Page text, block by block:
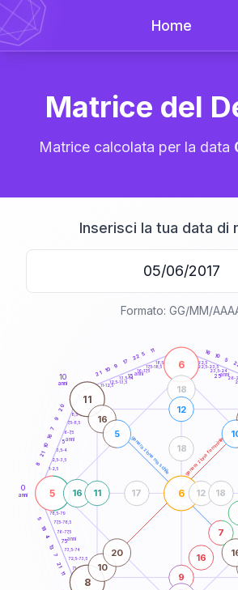
Home
Matrice del
Matrice calcolata per la data
Inserisci la tua data di
Formato: GG/MM/
generazione maschile generazione femminile
0
anni
10
anni
1-2,5
2,5-3,5
3,5-4
6-7,5
7,5-8,5
8,5-9
11-12,5
12,5-13,5
13,5-14
16-17,5
17,5-18,5
18,5-19
21-22,5
22,5-23,5
23,5-24
26-
71-72,5
72,5-73,5
73,5-74
76-77,5
77,5-78,5
78,5-79
8
21
10
16
7
9
20
21
10
9
17
22 5
11 16
10
5
11
21
7
13
4
18
5
5
6
6
11
8 9
16
7
16
18
11
12
12 18
17
18
16
5
10
20
5anni
15 anni 25anni
75anni